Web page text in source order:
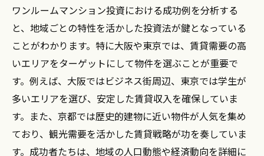
ワンルームマンション投資における成功例を分析する
と、地域ごとの特性を活かした投資法が鍵となっている
ことがわかります。特に大阪や東京では、賃貸需要の高
いエリアをターゲットにして物件を選ぶことが重要で
す。例えば、大阪ではビジネス街周辺、東京では学生が
多いエリアを選び、安定した賃貸収入を確保していま
す。また、京都では歴史的建物に近い物件が人気を集め
ており、観光需要を活かした賃貸戦略が功を奏していま
す。成功者たちは、地域の人口動態や経済動向を詳細に